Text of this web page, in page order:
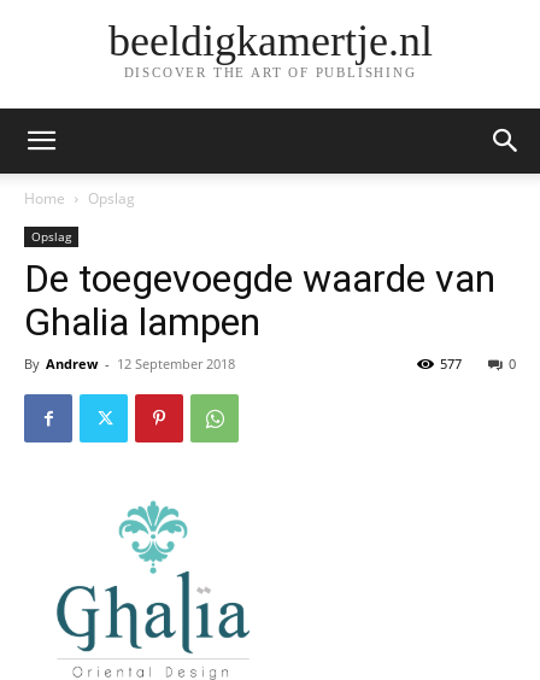
beeldigkamertje.nl
DISCOVER THE ART OF PUBLISHING
Home Opslag
Opslag
De toegevoegde waarde van
Ghalia lampen
By Andrew - 12 September 2018 0
577